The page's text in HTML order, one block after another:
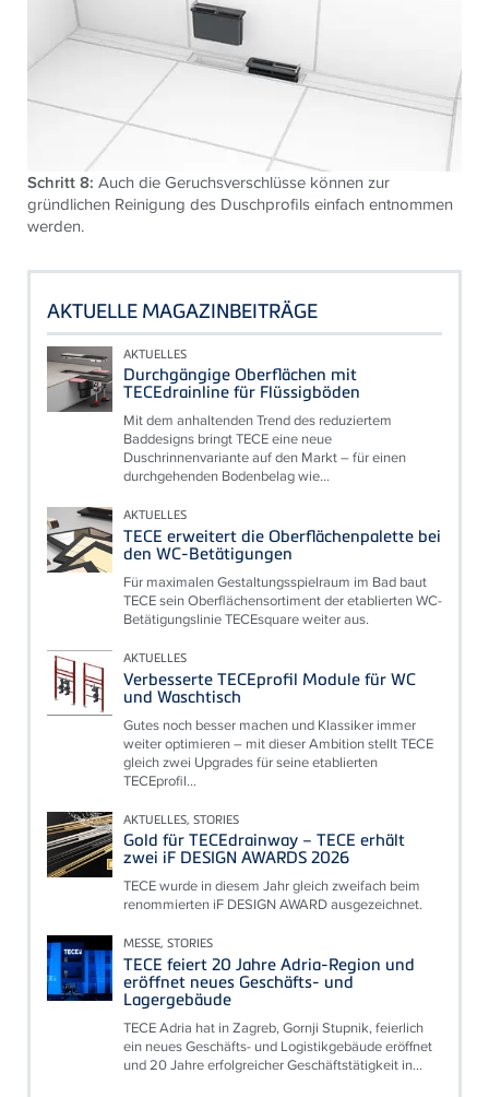
Schritt 8: Auch die Geruchsverschlüsse können zur
gründlichen Reinigung des Duschprofils einfach entnommen
werden.
AKTUELLE MAGAZINBEITRÄGE
AKTUELLES
Durchgängige Oberflächen mit
TECEdrainline für Flüssigböden
Mit dem anhaltenden Trend des reduziertem
Baddesigns bringt TECE eine neue
Duschrinnenvariante auf den Markt – für einen
durchgehenden Bodenbelag wie...
AKTUELLES
TECE erweitert die Oberflächenpalette bei
den WC-Betätigungen
Für maximalen Gestaltungsspielraum im Bad baut
TECE sein Oberflächensortiment der etablierten WC-
Betätigungslinie TECEsquare weiter aus.
AKTUELLES
Verbesserte TECEprofil Module für WC
und Waschtisch
Gutes noch besser machen und Klassiker immer
weiter optimieren – mit dieser Ambition stellt TECE
gleich zwei Upgrades für seine etablierten
TECEprofil...
AKTUELLES, STORIES
Gold für TECEdrainway – TECE erhält
zwei iF DESIGN AWARDS 2026
TECE wurde in diesem Jahr gleich zweifach beim
renommierten iF DESIGN AWARD ausgezeichnet.
MESSE, STORIES
TECE feiert 20 Jahre Adria-Region und
eröffnet neues Geschäfts- und
Lagergebäude
TECE Adria hat in Zagreb, Gornji Stupnik, feierlich
ein neues Geschäfts- und Logistikgebäude eröffnet
und 20 Jahre erfolgreicher Geschäftstätigkeit in...